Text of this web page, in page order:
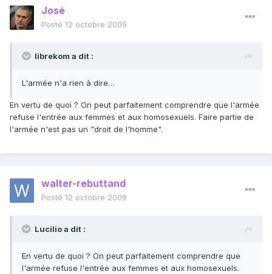
José
Posté 12 octobre 2009
librekom a dit :
L'armée n'a rien à dire…
En vertu de quoi ? On peut parfaitement comprendre que l'armée
refuse l'entrée aux femmes et aux homosexuels. Faire partie de
l'armée n'est pas un "droit de l'homme".
walter-rebuttand
Posté 12 octobre 2009
Lucilio a dit :
En vertu de quoi ? On peut parfaitement comprendre que
l'armée refuse l'entrée aux femmes et aux homosexuels.